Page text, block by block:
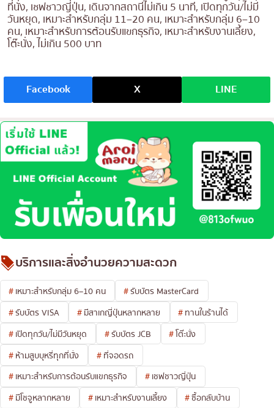
ที่นั่ง, เชฟชาวญี่ปุ่น, เดินจากสถานีไม่เกิน 5 นาที, เปิดทุกวัน/ไม่มี
วันหยุด, เหมาะสำหรับกลุ่ม 11–20 คน, เหมาะสำหรับกลุ่ม 6–10
คน, เหมาะสำหรับการต้อนรับแขกธุรกิจ, เหมาะสำหรับงานเลี้ยง,
โต๊ะนั่ง, ไม่เกิน 500 บาท
Facebook X LINE
บริการและสิ่งอำนวยความสะดวก
เหมาะสำหรับกลุ่ม 6–10 คน
รับบัตร MasterCard
รับบัตร VISA
มีสาเกญี่ปุ่นหลากหลาย
ทานในร้านได้
เปิดทุกวัน/ไม่มีวันหยุด
รับบัตร JCB
โต๊ะนั่ง
ห้ามสูบบุหรี่ทุกที่นั่ง
ที่จอดรถ
เหมาะสำหรับการต้อนรับแขกธุรกิจ
เชฟชาวญี่ปุ่น
มีโชจูหลากหลาย
เหมาะสำหรับงานเลี้ยง ซื้อกลับบ้าน